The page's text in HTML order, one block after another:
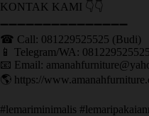
KONTAK KAMI 👇👇
➖➖➖➖➖➖➖➖➖➖➖➖➖➖➖ ㅤ
☎ Call: 081229525525 (Budi)
📱 Telegram/WA: 081229525525
📧 Email:
🌎 https://
#lemariminimalis